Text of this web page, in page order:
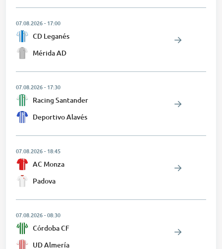
07.08.2026-17:00
CD Leganés
Mérida AD
07.08.2026-17:30
Racing Santander
Deportivo Alavés
07.08.2026-18:45
AC Monza
Padova
07.08.2026-08:30
Córdoba CF
UD Almería